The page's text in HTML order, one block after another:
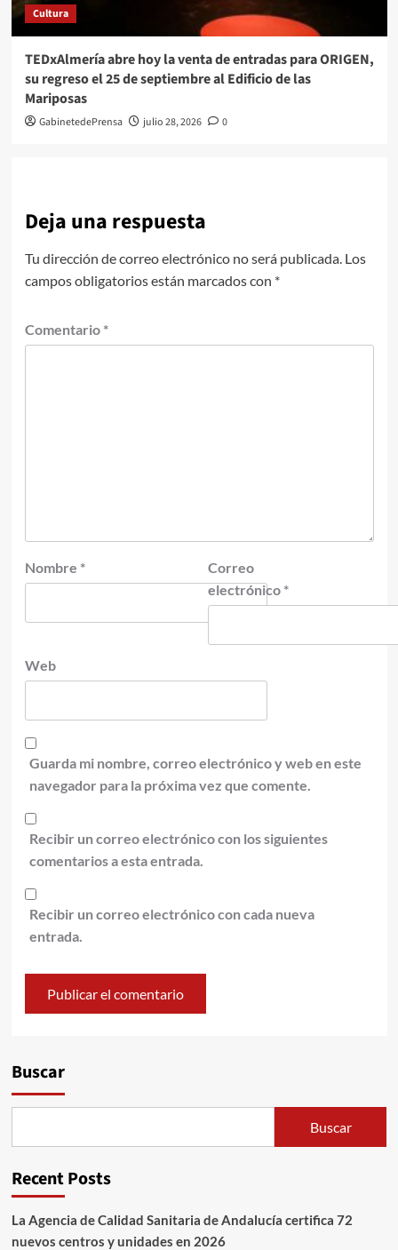
Cultura
TEDxAlmería abre hoy la venta de entradas para ORIGEN,
su regreso el 25 de septiembre al Edificio de las
Mariposas
GabinetedePrensa julio 28, 2026 0
Deja una respuesta
Tu dirección de correo electrónico no será publicada. Los
campos obligatorios están marcados con *
Comentario *
Nombre *
Correo
electrónico *
Web
Guarda mi nombre, correo electrónico y web en este
navegador para la próxima vez que comente.
Recibir un correo electrónico con los siguientes
comentarios a esta entrada.
Recibir un correo electrónico con cada nueva
entrada.
Buscar
Buscar
Recent Posts
La Agencia de Calidad Sanitaria de Andalucía certifica 72
nuevos centros y unidades en 2026